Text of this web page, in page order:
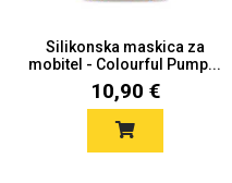
Silikonska maskica za
mobitel - Colourful Pump...
10,90 €